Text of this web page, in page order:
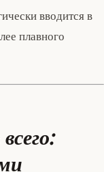
вводится в
плавного